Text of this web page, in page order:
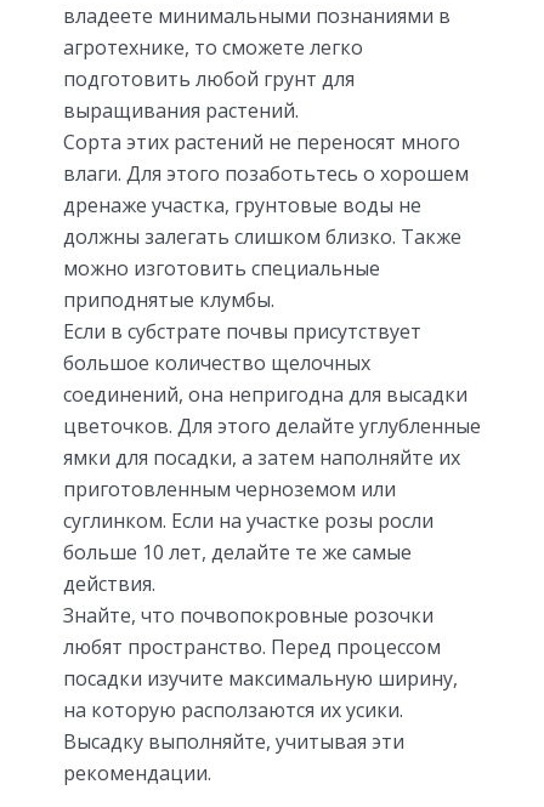
владеете минимальными познаниями в
агротехнике, то сможете легко
подготовить любой грунт для
выращивания растений.
Сорта этих растений не переносят много
влаги. Для этого позаботьтесь о хорошем
дренаже участка, грунтовые воды не
должны залегать слишком близко. Также
можно изготовить специальные
приподнятые клумбы.
Если в субстрате почвы присутствует
большое количество щелочных
соединений, она непригодна для высадки
цветочков. Для этого делайте углубленные
ямки для посадки, а затем наполняйте их
приготовленным черноземом или
суглинком. Если на участке розы росли
больше 10 лет, делайте те же самые
действия.
Знайте, что почвопокровные розочки
любят пространство. Перед процессом
посадки изучите максимальную ширину,
на которую расползаются их усики.
Высадку выполняйте, учитывая эти
рекомендации.